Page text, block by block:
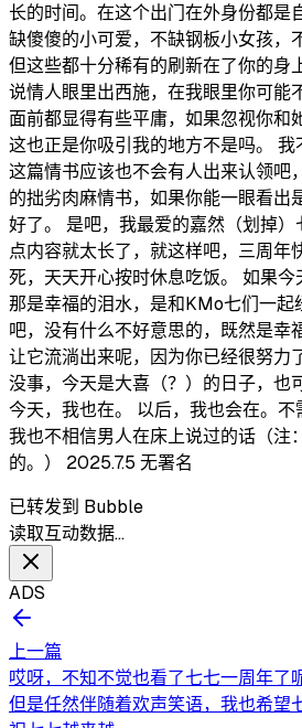
长的时间。在这个出门在外身份都是
缺傻傻的小可爱，不缺钢板小女孩，
但这些都十分稀有的刷新在了你的身
说情人眼里出西施，在我眼里你可能
面前都显得有些平庸，如果忽视你和
这也正是你吸引我的地方不是吗。 我
这篇情书应该也不会有人出来认领吧
的拙劣肉麻情书，如果你能一眼看出
好了。 是吧，我最爱的嘉然（划掉
点内容就太长了，就这样吧，三周年
死，天天开心按时休息吃饭。 如果
那是幸福的泪水，是和KMo七们一起
吧，没有什么不好意思的，既然是幸
让它流淌出来呢，因为你已经很努力
没事，今天是大喜（？）的日子，也
今天，我也在。 以后，我也会在。
我也不相信男人在床上说过的话（注
的。） 2025.7.5 无署名
已转发到 Bubble
读取互动数据…
ADS
上一篇
哎呀，不知不觉也看了七七一周年了
但是任然伴随着欢声笑语，我也希望